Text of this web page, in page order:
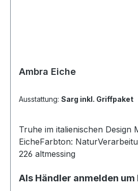
Ambra Eiche
Ausstattung: Sarg inkl. Griffpaket
Truhe im italienischen Design
EicheFarbton:
226 altmessing
Als Händler anmelden um